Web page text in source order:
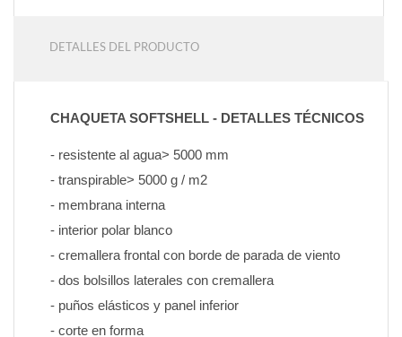
DETALLES DEL PRODUCTO
CHAQUETA SOFTSHELL - DETALLES TÉCNICOS
- resistente al agua> 5000 mm
- transpirable> 5000 g / m2
- membrana interna
- interior polar blanco
- cremallera frontal con borde de parada de viento
- dos bolsillos laterales con cremallera
- puños elásticos y panel inferior
- corte en forma